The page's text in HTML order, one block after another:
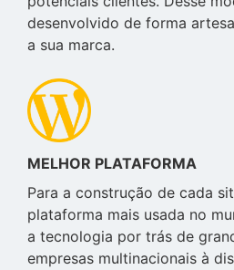
desenvolvido de forma
a sua marca.
MELHOR PLATAFORMA
Para a construção de cada
plataforma mais usada no
a tecnologia por trás de
empresas multinacionais à